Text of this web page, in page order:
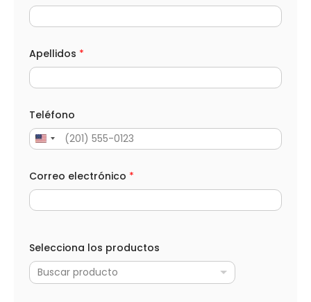
Apellidos *
Teléfono
Correo electrónico *
Selecciona los productos
Buscar producto